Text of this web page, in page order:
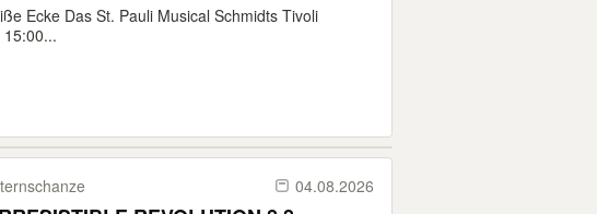
Ecke Das St. Pauli Musical Schmidts Tivoli
04.08.2026